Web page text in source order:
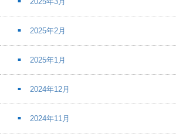
2025年2月
2025年1月
2024年12月
2024年11月